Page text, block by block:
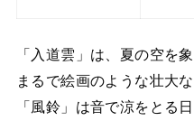
「入道雲」は、夏の空を
まるで絵画のような壮大
「風鈴」は音で涼をとる